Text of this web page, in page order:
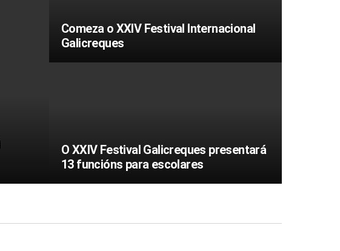
Comeza o XXIV Festival Internacional
Galicreques
O XXIV Festival Galicreques presentará
13 funcións para escolares